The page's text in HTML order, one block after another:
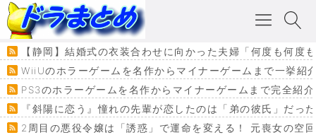
【静岡】結婚式の衣装合わせに向かった夫婦「何度も何
WiiUのホラーゲームを名作からマイナーゲームまで一挙紹
PS3のホラーゲームを名作からマイナーゲームまで完全紹
『斜陽に恋う』憧れの先輩が恋したのは「弟の彼氏」だっ
2周目の悪役令嬢は「誘惑」で運命を変える！ 元喪女の空